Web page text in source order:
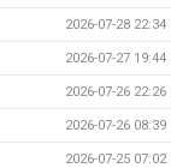
2026-07-28 22:34
2026-07-27 19:44
2026-07-26 22:26
2026-07-26 08:39
2026-07-25 07:02